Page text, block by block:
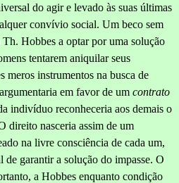
do agir e levado às suas últimas
convívio social. Um beco sem
Hobbes a optar por uma solução
tentarem aniquilar seus
meros instrumentos na busca de
em favor de um contrato
indivíduo reconheceria aos demais o
direito nasceria assim de um
na livre consciência de cada um,
garantir a solução do impasse. O
a Hobbes enquanto condição